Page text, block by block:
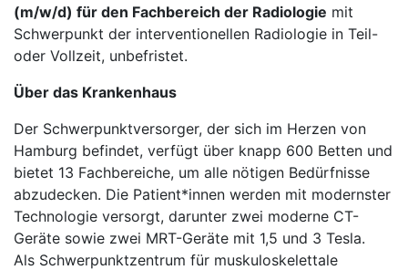
(m/w/d) für den Fachbereich der Radiologie mit
Schwerpunkt der interventionellen Radiologie in Teil-
oder Vollzeit, unbefristet.
Über das Krankenhaus
Der Schwerpunktversorger, der sich im Herzen von
Hamburg befindet, verfügt über knapp 600 Betten und
bietet 13 Fachbereiche, um alle nötigen Bedürfnisse
abzudecken. Die Patient*innen werden mit modernster
Technologie versorgt, darunter zwei moderne CT-
Geräte sowie zwei MRT-Geräte mit 1,5 und 3 Tesla.
Als Schwerpunktzentrum für muskuloskelettale